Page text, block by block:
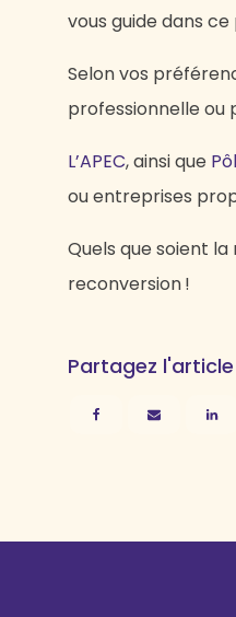
vous guide dans
Selon vos
professionnelle ou
L’APEC, ainsi que
ou entreprises
Quels que soient
reconversion !
Partagez l'article